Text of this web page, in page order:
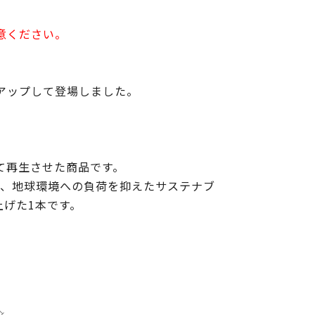
ださい。
プして登場しました。
生させた商品です。
地球環境への負荷を抑えたサステナブ
た1本です。